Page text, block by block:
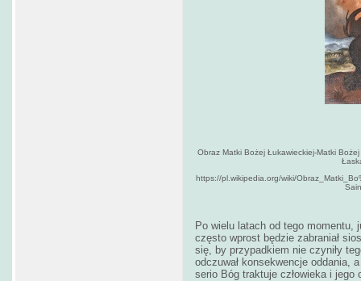
Obraz Matki Bożej Łukawieckiej-Matki
https://pl.wikipedia.org/wiki/
Po wielu latach od tego momentu,
często wprost będzie zabraniał
się, by przypadkiem nie czyniły
odczuwał konsekwencje oddania,
serio Bóg traktuje człowieka i jego